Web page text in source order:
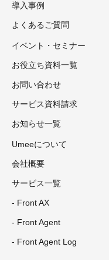
導入事例
よくあるご質問
イベント・セミナー
お役立ち資料一覧
お問い合わせ
サービス資料請求
お知らせ一覧
Umeeについて
会社概要
サービス一覧
- Front AX
- Front Agent
- Front Agent Log